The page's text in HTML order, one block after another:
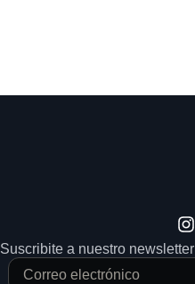
Suscribite a nuestro newsletter